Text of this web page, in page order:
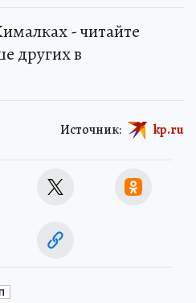
- читайте
других в
Источник: kp.ru